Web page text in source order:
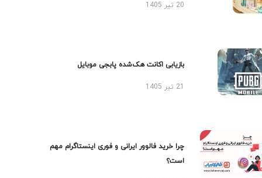
20 تیر 1405
بازیابی اکانت هک‌شده پابجی موبایل
چرا خرید فالوور ایرانی و فوری اینستاگرام مهم
است؟